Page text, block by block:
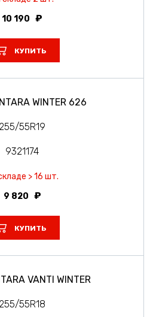
10 190
КУПИТЬ
WINTER 626
255/55R19
9321174
> 16 шт.
9 820
КУПИТЬ
VANTI WINTER
255/55R18